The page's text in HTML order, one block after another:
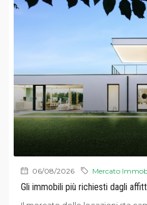
06/08/2026 Mercato
Gli immobili più richiesti dagli